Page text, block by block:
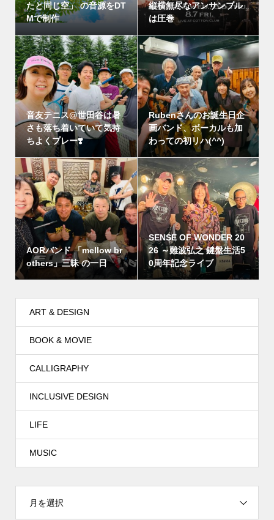
たと同じ空」 の音源をDT
Mで制作
縦横無尽なアンサンブル
は圧巻
音友テニス@世田谷は暑
さも落ち着いていて気持
ちよくプレー❣️
Rubenさんのお誕生日企
画バンド、ボーカルも加
わっての初リハ(^^)
AORバンド 「mellow br
others」三昧 の一日
SENSE OF WONDER 20
26 ～難波弘之 鍵盤生活5
0周年記念ライブ
ART & DESIGN
BOOK & MOVIE
CALLIGRAPHY
INCLUSIVE DESIGN
LIFE
MUSIC
月を選択